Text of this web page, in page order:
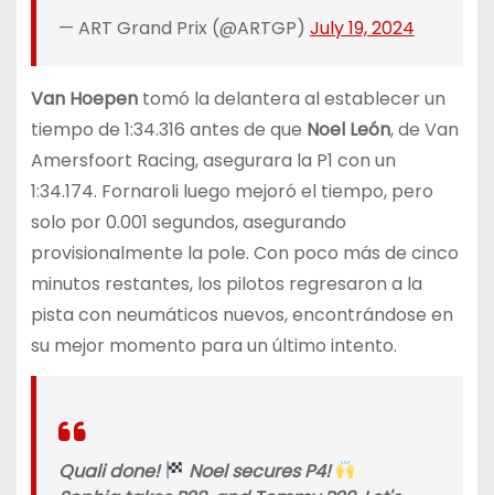
— ART Grand Prix (@ARTGP) July 19, 2024
Van Hoepentomó la delantera al establecer un
tiempo de 1:34.316 antes de que Noel León, de Van
Amersfoort Racing, asegurara la P1 con un
1:34.174. Fornaroli luego mejoró el tiempo, pero
solo por 0.001 segundos, asegurando
provisionalmente la pole. Con poco más de cinco
minutos restantes, los pilotos regresaron a la
pista con neumáticos nuevos, encontrándose en
su mejor momento para un último intento.
Quali done!
Noel secures P4!